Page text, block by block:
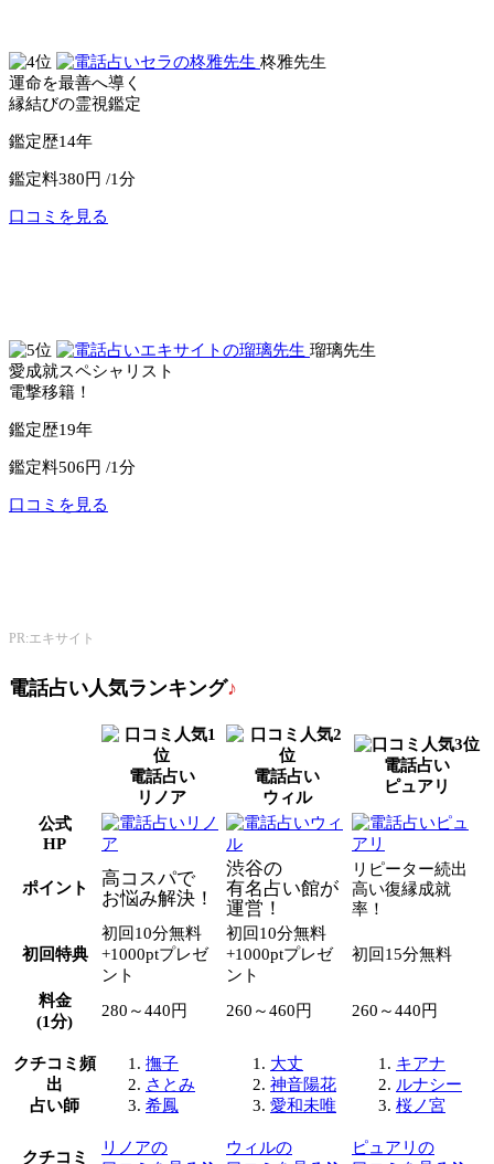
柊雅先生
運命を最善へ導く
縁結びの霊視鑑定
鑑定歴14年
鑑定料380円 /1分
口コミを見る
瑠璃先生
愛成就スペシャリスト
電撃移籍！
鑑定歴19年
鑑定料506円 /1分
口コミを見る
PR:エキサイト
電話占い人気ランキング♪
電話占い
リノア
電話占い
ウィル
電話占い
ピュアリ
公式
HP
ポイント
高コスパで
お悩み解決！
渋谷の
有名占い館が
運営！
リピーター続出
高い復縁成就
率！
初回特典
初回10分無料
+1000ptプレゼ
ント
初回10分無料
+1000ptプレゼ
ント
初回15分無料
料金
(1分)
280～440円 260～460円 260～440円
クチコミ頻
出
占い師
撫子
さとみ
希鳳
大丈
神音陽花
愛和未唯
キアナ
ルナシー
桜ノ宮
クチコミ
リノアの
ウィルの
ピュアリの